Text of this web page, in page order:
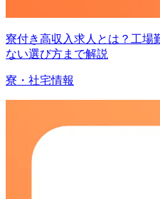
寮付き高収入求人とは？工場
ない選び方まで解説
寮・社宅情報